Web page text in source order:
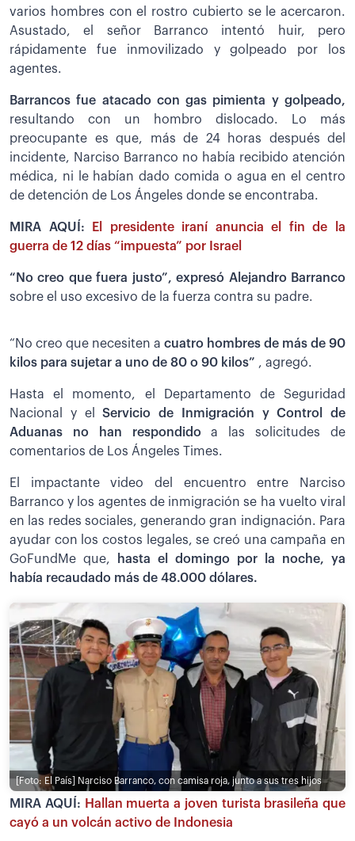
varios hombres con el rostro cubierto se le acercaron.
Asustado, el señor Barranco intentó huir, pero
rápidamente fue inmovilizado y golpeado por los
agentes.
Barrancos fue atacado con gas pimienta y golpeado,
resultando con un hombro dislocado. Lo más
preocupante es que, más de 24 horas después del
incidente, Narciso Barranco no había recibido atención
médica, ni le habían dado comida o agua en el centro
de detención de Los Ángeles donde se encontraba.
MIRA AQUÍ:
El presidente iraní anuncia el fin de la
guerra de 12 días “impuesta” por Israel
“No creo que fuera justo”, expresó Alejandro Barranco
sobre el uso excesivo de la fuerza contra su padre.
“No creo que necesiten a cuatro hombres de más de 90
kilos para sujetar a uno de 80 o 90 kilos” , agregó.
Hasta el momento, el Departamento de Seguridad
Nacional y elServicio de Inmigración y Control de
Aduanas no han respondidoa las solicitudes de
comentarios de Los Ángeles Times.
El impactante video del encuentro entre Narciso
Barranco y los agentes de inmigración se ha vuelto viral
en las redes sociales, generando gran indignación. Para
ayudar con los costos legales, se creó una campaña en
GoFundMe que,
hasta el domingo por la noche, ya
había recaudado más de 48.000 dólares.
[Foto: El País] Narciso Barranco, con camisa roja, junto a sus tres hijos
MIRA AQUÍ: Hallan muerta a joven turista brasileña que
cayó a un volcán activo de Indonesia